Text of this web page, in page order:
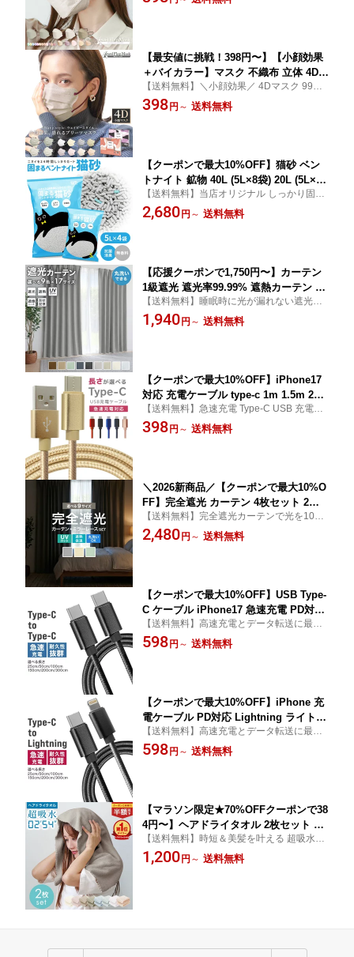
ク 血色マスク 使い捨てマスク 女性 女性用
【最安値に挑戦！398円〜】【小顔効果
＋バイカラー】マスク 不織布 立体 4Dマ
スク 小顔マスク バイカラーマスク 3Dマ
スク 立体マスク 不織布 血色マスク 不
【送料無料】＼小顔効果／ 4Dマスク 99％
カットフィルター 血色マスク 不織布マスク
オシャレ 血色カラー 女性 女性用 男性用 Je
398円 ～ 送料無料
【クーポンで最大10%OFF】猫砂 ベン
トナイト 鉱物 40L (5L×8袋) 20L (5L×4
袋) がっちり固まる 砂 ネコ砂 固まる 猫
の砂 猫トイレ ペット キャット 猫 ねこ
【送料無料】当店オリジナル しっかり固ま
る！脱臭！100%ベントナイトの 猫砂 ねこ
すな ネコ砂 ねこ砂 40L 20L がっちり固ま
2,680円 ～ 送料無料
【応援クーポンで1,750円〜】カーテン
1級遮光 遮光率99.99% 遮熱カーテン ミ
ラーレースセット 4枚セット 2枚セット
フック付き 遮音 断熱 遮熱 保温 遮光カ
【送料無料】睡眠時に光が漏れない遮光率9
9.9％以上！ 高機能なカーテン 一級遮光 日
差し遮断 洗濯OK UVカットでペットまで守
1,940円 ～ 送料無料
【クーポンで最大10%OFF】iPhone17
対応 充電ケーブル type-c 1m 1.5m 2m
3m 0.25m 0.5m タイプC Type-C USB
充電コード 充電器 高速充電 android ア
【送料無料】急速充電 Type-C USB 充電ケ
ーブル iPhone アンドロイド 高耐久 丈夫 頑
丈 断線しにくい 延長 急速 iPhone USBケー
398円 ～ 送料無料
＼2026新商品／【クーポンで最大10%O
FF】完全遮光 カーテン 4枚セット 2枚
セット 遮熱カーテン 完全遮光カーテン
100%遮光 5層構造 遮熱52% 保温28.3%
【送料無料】完全遮光カーテンで光を100%
カット 遮熱52% 保温28.3%で一年中快適 U
Vカット99.9%で日差し対策 省エネ 節電 新
2,480円 ～ 送料無料
【クーポンで最大10%OFF】USB Type-
C ケーブル iPhone17 急速充電 PD対応
type-c to type-c 60W 急速 USB-C to US
B-C 充電ケーブル 1m 2m 3m 50cm 25c
【送料無料】高速充電とデータ転送に最
適！ Type C to C ケーブル USBケーブル タ
イプc 充電ケーブル usb-c usb type-c ケーブ
598円 ～ 送料無料
【クーポンで最大10%OFF】iPhone 充
電ケーブル PD対応 Lightning ライトニ
ングケーブル 超高速 27W Type-C PD U
SBケーブル 急速充電 iphoneケーブル
【送料無料】高速充電とデータ転送に最
適！ iPhone 充電ケーブル USB-C to Lightni
ng ケーブル iPhone iPad急速充電 pd充電器
598円 ～ 送料無料
【マラソン限定★70%OFFクーポンで38
4円〜】ヘアドライタオル 2枚セット タ
オル マイクロファイバー 超高吸水 速乾
ヘアタオル お風呂上がり ドライタオル
【送料無料】時短＆美髪を叶える 超吸水×
速乾 ヘアドライタオル 美髪 吸水タオル 速
乾タオル クイックヘアドライタオル ヘアタ
1,200円 ～ 送料無料